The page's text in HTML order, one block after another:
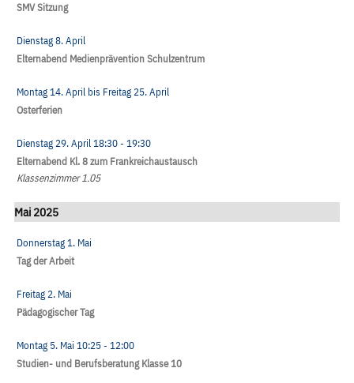
SMV Sitzung
Dienstag 8. April
Elternabend Medienprävention Schulzentrum
Montag 14. April bis Freitag 25. April
Osterferien
Dienstag 29. April18:30- 19:30
Elternabend Kl. 8 zum Frankreichaustausch
Klassenzimmer 1.05
Mai 2025
Donnerstag 1. Mai
Tag der Arbeit
Freitag 2. Mai
Pädagogischer Tag
Montag 5. Mai 10:25- 12:00
Studien- und Berufsberatung Klasse 10